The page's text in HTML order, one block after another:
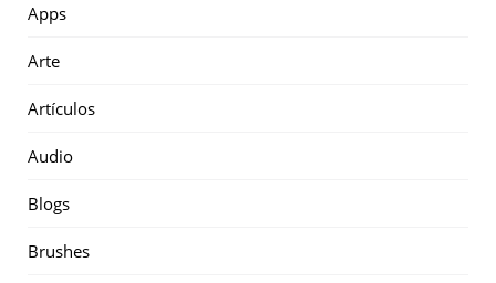
Apps
Arte
Artículos
Audio
Blogs
Brushes